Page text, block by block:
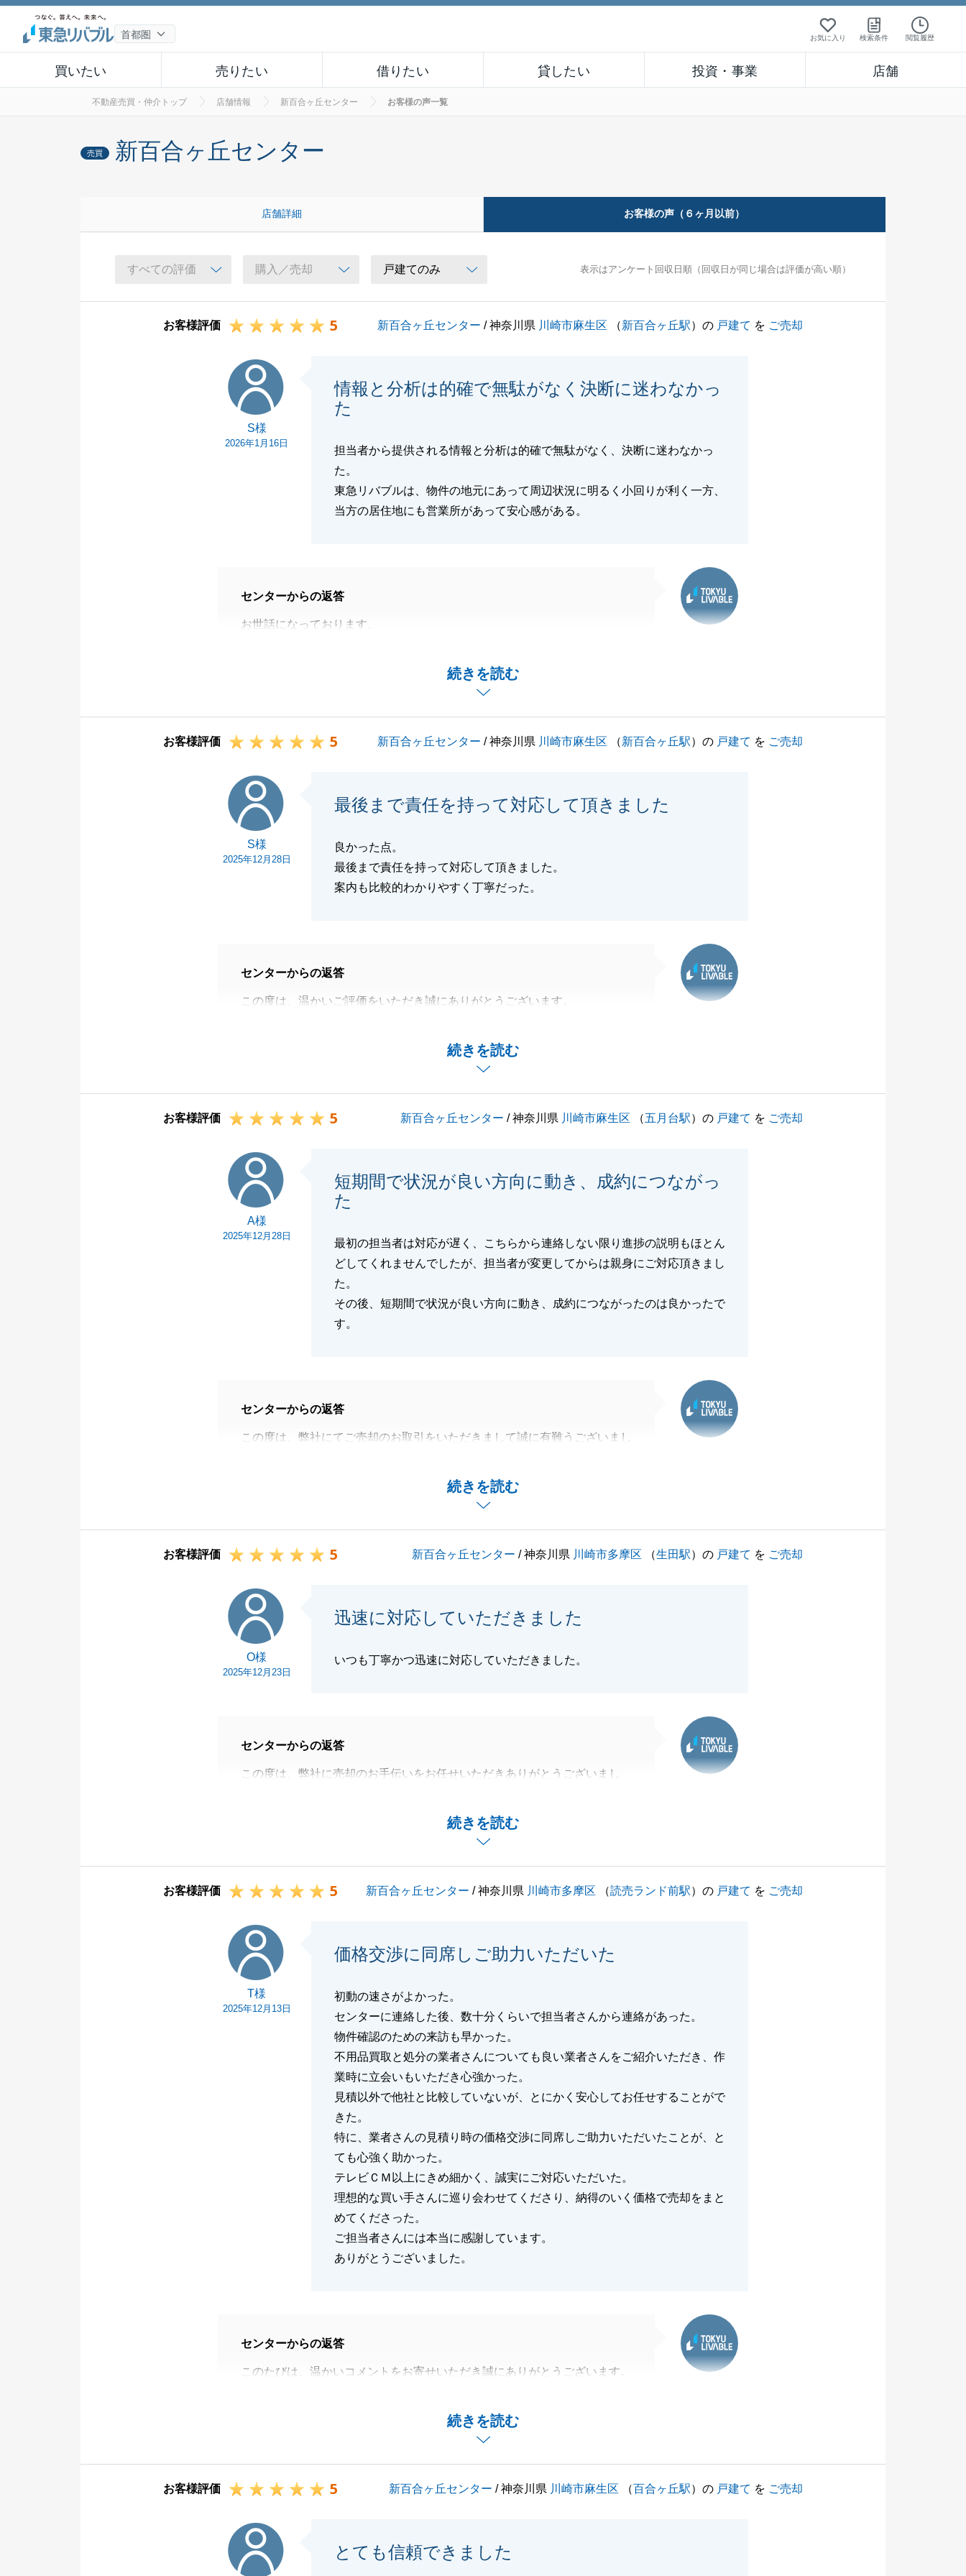
お気に入り 検索条件 閲覧履歴
買いたい 売りたい 借りたい 貸したい 投資・事業 店舗
不動産売買・仲介トップ 店舗情報 新百合ヶ丘センター お客様の声一覧
売買 新百合ヶ丘センター
店舗詳細 お客様の声（６ヶ月以前）
表示はアンケート回収日順（回収日が同じ場合は評価が高い順）
お客様評価 5 新百合ヶ丘センター / 神奈川県 川崎市麻生区 （新百合ヶ丘駅）の 戸建て を ご売却
S様
2026年1月16日
情報と分析は的確で無駄がなく決断に迷わなかっ
た
担当者から提供される情報と分析は的確で無駄がなく、決断に迷わなかっ
た。
東急リバブルは、物件の地元にあって周辺状況に明るく小回りが利く一方、
当方の居住地にも営業所があって安心感がある。
続きを読む
センターからの返答
お世話になっております。
素晴らしいご縁をいただけましたこと心より感謝申し上げます。
お客様評価 5 新百合ヶ丘センター / 神奈川県 川崎市麻生区 （新百合ヶ丘駅）の 戸建て を ご売却
S様
2025年12月28日
最後まで責任を持って対応して頂きました
良かった点。
最後まで責任を持って対応して頂きました。
案内も比較的わかりやすく丁寧だった。
続きを読む
センターからの返答
この度は、温かいご評価をいただき誠にありがとうございます。
お客様評価 5 新百合ヶ丘センター / 神奈川県 川崎市麻生区 （五月台駅）の 戸建て を ご売却
A様
2025年12月28日
短期間で状況が良い方向に動き、成約につながっ
た
最初の担当者は対応が遅く、こちらから連絡しない限り進捗の説明もほとん
どしてくれませんでしたが、担当者が変更してからは親身にご対応頂きまし
た。
その後、短期間で状況が良い方向に動き、成約につながったのは良かったで
す。
続きを読む
センターからの返答
この度は、弊社にてご売却のお取引をいただきまして誠に有難うございまし
担当させていただいてから短期間で成約することができ、私も嬉しく思って
お客様評価 5 新百合ヶ丘センター / 神奈川県 川崎市多摩区 （生田駅）の 戸建て を ご売却
O様
2025年12月23日
迅速に対応していただきました
いつも丁寧かつ迅速に対応していただきました。
続きを読む
センターからの返答
この度は、弊社に売却のお手伝いをお任せいただきありがとうございまし
微力ながらＯ様のお力になれたことを光栄に思います。
お客様評価 5 新百合ヶ丘センター / 神奈川県 川崎市多摩区 （読売ランド前駅）の 戸建て を ご売却
T様
2025年12月13日
価格交渉に同席しご助力いただいた
初動の速さがよかった。
センターに連絡した後、数十分くらいで担当者さんから連絡があった。
物件確認のための来訪も早かった。
不用品買取と処分の業者さんについても良い業者さんをご紹介いただき、作
業時に立会いもいただき心強かった。
見積以外で他社と比較していないが、とにかく安心してお任せすることがで
きた。
特に、業者さんの見積り時の価格交渉に同席しご助力いただいたことが、と
ても心強く助かった。
テレビＣＭ以上にきめ細かく、誠実にご対応いただいた。
理想的な買い手さんに巡り会わせてくださり、納得のいく価格で売却をまと
めてくださった。
ご担当者さんには本当に感謝しています。
ありがとうございました。
続きを読む
センターからの返答
このたびは、温かいコメントをお寄せいただき誠にありがとうございます。
また、買主様との良いご縁につながり、納得いただける形にてご売却を進め
大切なご資産のお取引をお任せいただき、本当にありがとうございました。
お客様評価 5 新百合ヶ丘センター / 神奈川県 川崎市麻生区 （百合ヶ丘駅）の 戸建て を ご売却
とても信頼できました